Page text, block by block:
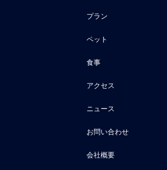
プラン
ペット
食事
アクセス
ニュース
お問い合わせ
会社概要